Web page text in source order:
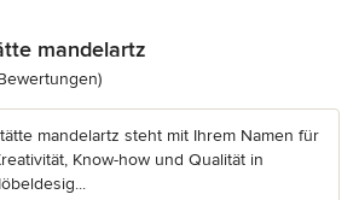
mandelartz
5 von 5 Sternen
mandelartz steht mit Ihrem Namen für
Know-how und Qualität in